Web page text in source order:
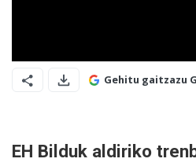
Gehitu gaitzazu
EH Bilduk aldiriko